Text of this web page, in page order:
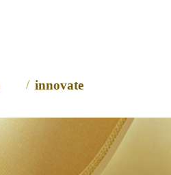
/ innovate